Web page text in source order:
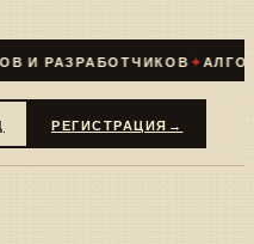
✦
РЕГИСТРАЦИЯ →